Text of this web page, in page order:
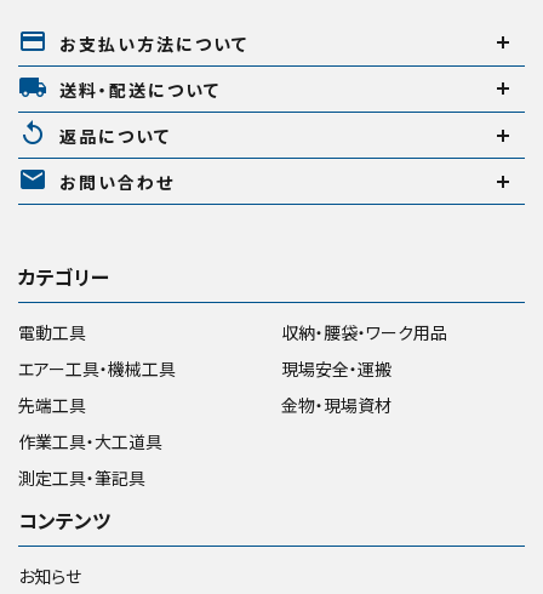
payment お支払い方法について
local_shipping 送料・配送について
replay 返品について
mail お問い合わせ
カテゴリー
電動工具
エアー工具・機械工具
先端工具
作業工具・大工道具
測定工具・筆記具
収納・腰袋・ワーク用品
現場安全・運搬
金物・現場資材
コンテンツ
お知らせ